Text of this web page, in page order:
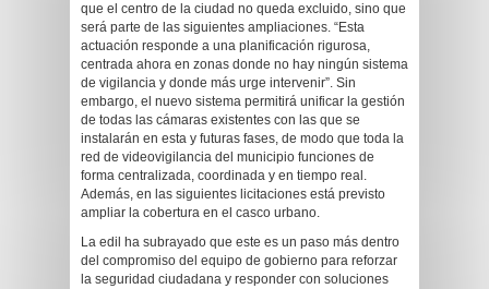
que el centro de la ciudad no queda excluido, sino que
será parte de las siguientes ampliaciones. “Esta
actuación responde a una planificación rigurosa,
centrada ahora en zonas donde no hay ningún sistema
de vigilancia y donde más urge intervenir”. Sin
embargo, el nuevo sistema permitirá unificar la gestión
de todas las cámaras existentes con las que se
instalarán en esta y futuras fases, de modo que toda la
red de videovigilancia del municipio funciones de
forma centralizada, coordinada y en tiempo real.
Además, en las siguientes licitaciones está previsto
ampliar la cobertura en el casco urbano.
La edil ha subrayado que este es un paso más dentro
del compromiso del equipo de gobierno para reforzar
la seguridad ciudadana y responder con soluciones